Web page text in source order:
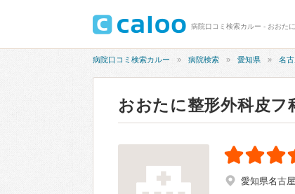
病院口コミ検索カルー - おおた
病院口コミ検索カルー 病院検索 愛知県 名
おおたに整形外科皮フ
愛知県名古